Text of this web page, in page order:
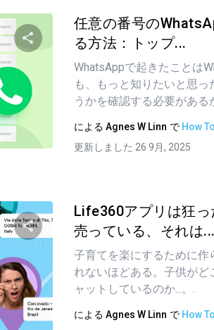
この記事を共有する
ツイッター フェイスブック リンクをコピーする
任意の番号の
る方法：トップ...
WhatsAppで起きたことは
も、もっと知りたいと思
うかを確認する必要がある
による Agnes W Linn で How To
更新しました 26 9月, 2025
この記事を共有する
ツイッター フェイスブック リンクをコピーする
Life360アプリは狂
売っている、それは...
子育てを楽にするために作
れないほどある。子供がど
ャットしているのか...。.
による Agnes W Linn で How To